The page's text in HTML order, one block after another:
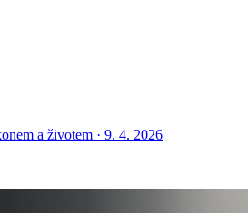
a životem · 9. 4. 2026